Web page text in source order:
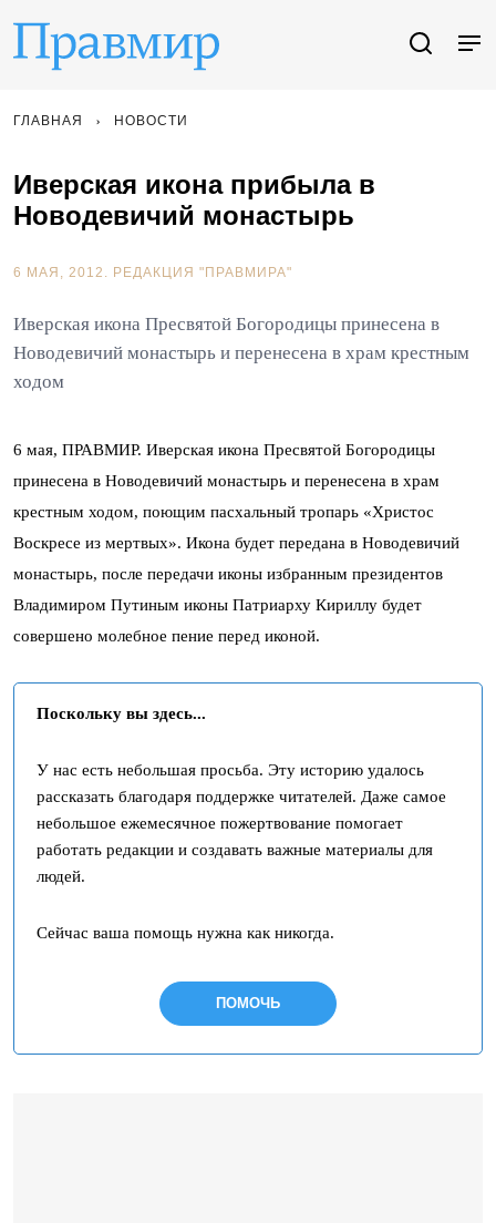
ГЛАВНАЯ НОВОСТИ
Иверская икона прибыла в
Новодевичий монастырь
6 МАЯ, 2012. РЕДАКЦИЯ "ПРАВМИРА"
Иверская икона Пресвятой Богородицы принесена в
Новодевичий монастырь и перенесена в храм крестным
ходом
6 мая, ПРАВМИР. Иверская икона Пресвятой Богородицы
принесена в Новодевичий монастырь и перенесена в храм
крестным ходом, поющим пасхальный тропарь «Христос
Воскресе из мертвых». Икона будет передана в Новодевичий
монастырь, после передачи иконы избранным президентов
Владимиром Путиным иконы Патриарху Кириллу будет
совершено молебное пение перед иконой.
Поскольку вы здесь...
У нас есть небольшая просьба. Эту историю удалось
рассказать благодаря поддержке читателей. Даже самое
небольшое ежемесячное пожертвование помогает
работать редакции и создавать важные материалы для
людей.
Сейчас ваша помощь нужна как никогда.
ПОМОЧЬ